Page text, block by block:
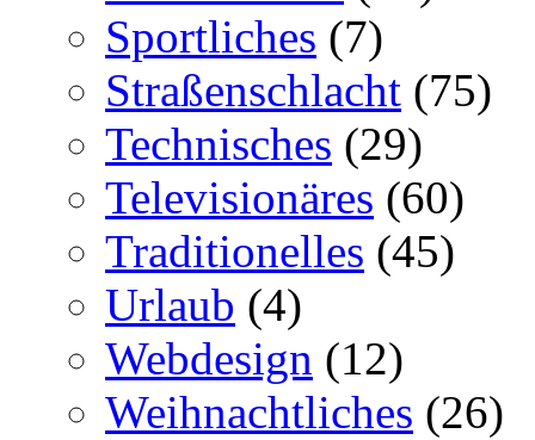
Sportliches (7)
Straßenschlacht (75)
Technisches (29)
Televisionäres (60)
Traditionelles (45)
Urlaub (4)
Webdesign (12)
Weihnachtliches (26)